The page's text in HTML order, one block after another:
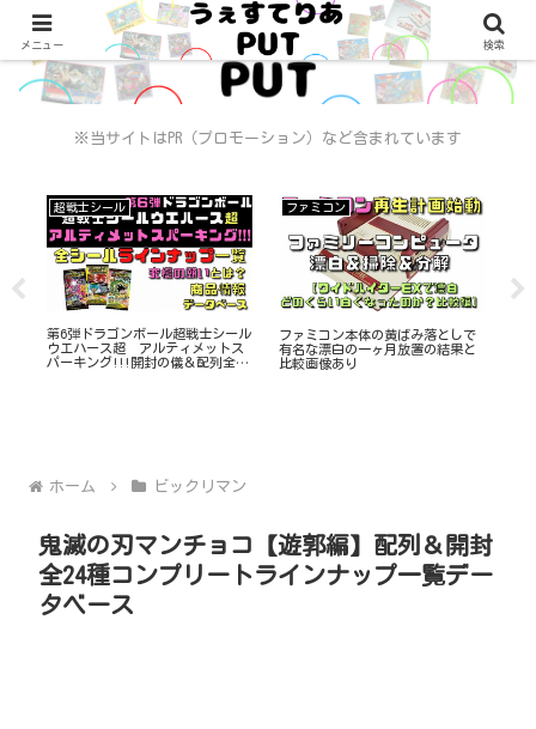
※当サイトはPR（プロモーション）など含まれています
超戦士シール
第6弾ドラゴンボール超戦士シール
ウエハース超 アルティメットス
パーキング!!!開封の儀＆配列全33
ファミコン
ファミコン本体の黄ばみ落としで
有名な漂白の一ヶ月放置の結果と
比較画像あり
ホーム ビックリマン
鬼滅の刃マンチョコ【遊郭編】配列＆開封
全24種コンプリートラインナップ一覧デー
タベース
メニュー 検索